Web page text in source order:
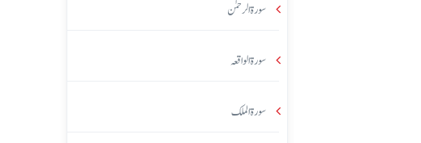
سورۃ الرحمٰن
سورۃ الواقعہ
سورۃ الملک